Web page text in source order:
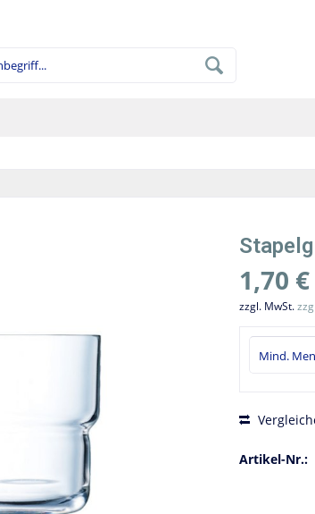
1,70
zzgl. MwSt.
Artikel-Nr.: